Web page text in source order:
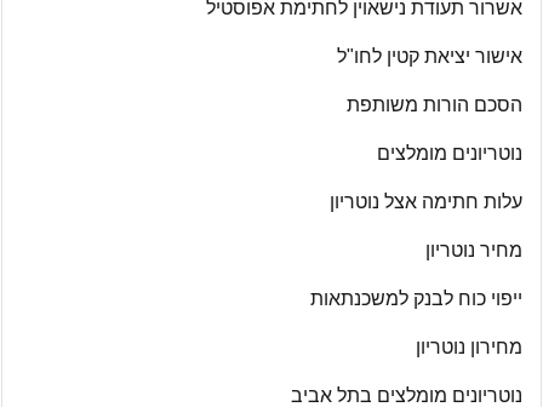
אשרור תעודת נישאוין לחתימת אפוסטיל
אישור יציאת קטין לחו"ל
הסכם הורות משותפת
נוטריונים מומלצים
עלות חתימה אצל נוטריון
מחיר נוטריון
ייפוי כוח לבנק למשכנתאות
מחירון נוטריון
נוטריונים מומלצים בתל אביב